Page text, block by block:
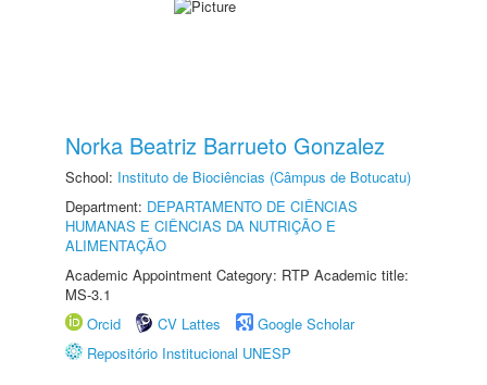
Norka Beatriz Barrueto Gonzalez
School: Instituto de Biociências (Câmpus de Botucatu)
Department: DEPARTAMENTO DE CIÊNCIAS
HUMANAS E CIÊNCIAS DA NUTRIÇÃO E
ALIMENTAÇÃO
Academic Appointment Category: RTP Academic title:
MS-3.1
Orcid
CV Lattes
Google Scholar
Repositório Institucional UNESP